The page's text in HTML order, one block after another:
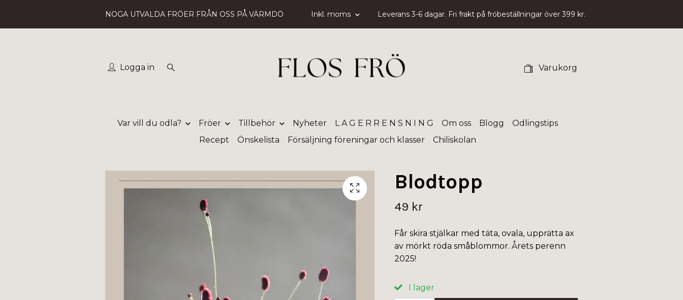
NOGA UTVALDA FRÖER FRÅN OSS PÅ VÄRMDÖ Inkl. moms Leverans 3-6 dagar. Fri frakt på fröbeställningar över 399 kr.
Logga in Varukorg
Var vill du odla? Fröer Tillbehör Nyheter L A G E R R E N S N I N G Om oss Blogg
Odlingstips
Recept
Önskelista Försäljning föreningar och klasser Chiliskolan
Blodtopp
49 kr
Får skira stjälkar med täta, ovala, upprätta ax
av mörkt röda småblommor. Årets perenn
2025!
I lager